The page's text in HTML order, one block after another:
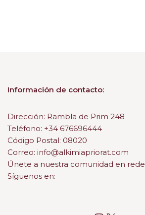
Información de contacto:
Dirección: Rambla de Prim 248
Teléfono: +34 676696444
Código Postal: 08020
Correo: info@alkimiapriorat.com
Únete a nuestra comunidad en
Síguenos en: